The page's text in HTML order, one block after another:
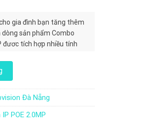
gia đình bạn tăng thêm
sản phẩm Combo
đươc tích hợp nhiều tính
2.0MP số lượng
Đà Nẵng
POE 2.0MP